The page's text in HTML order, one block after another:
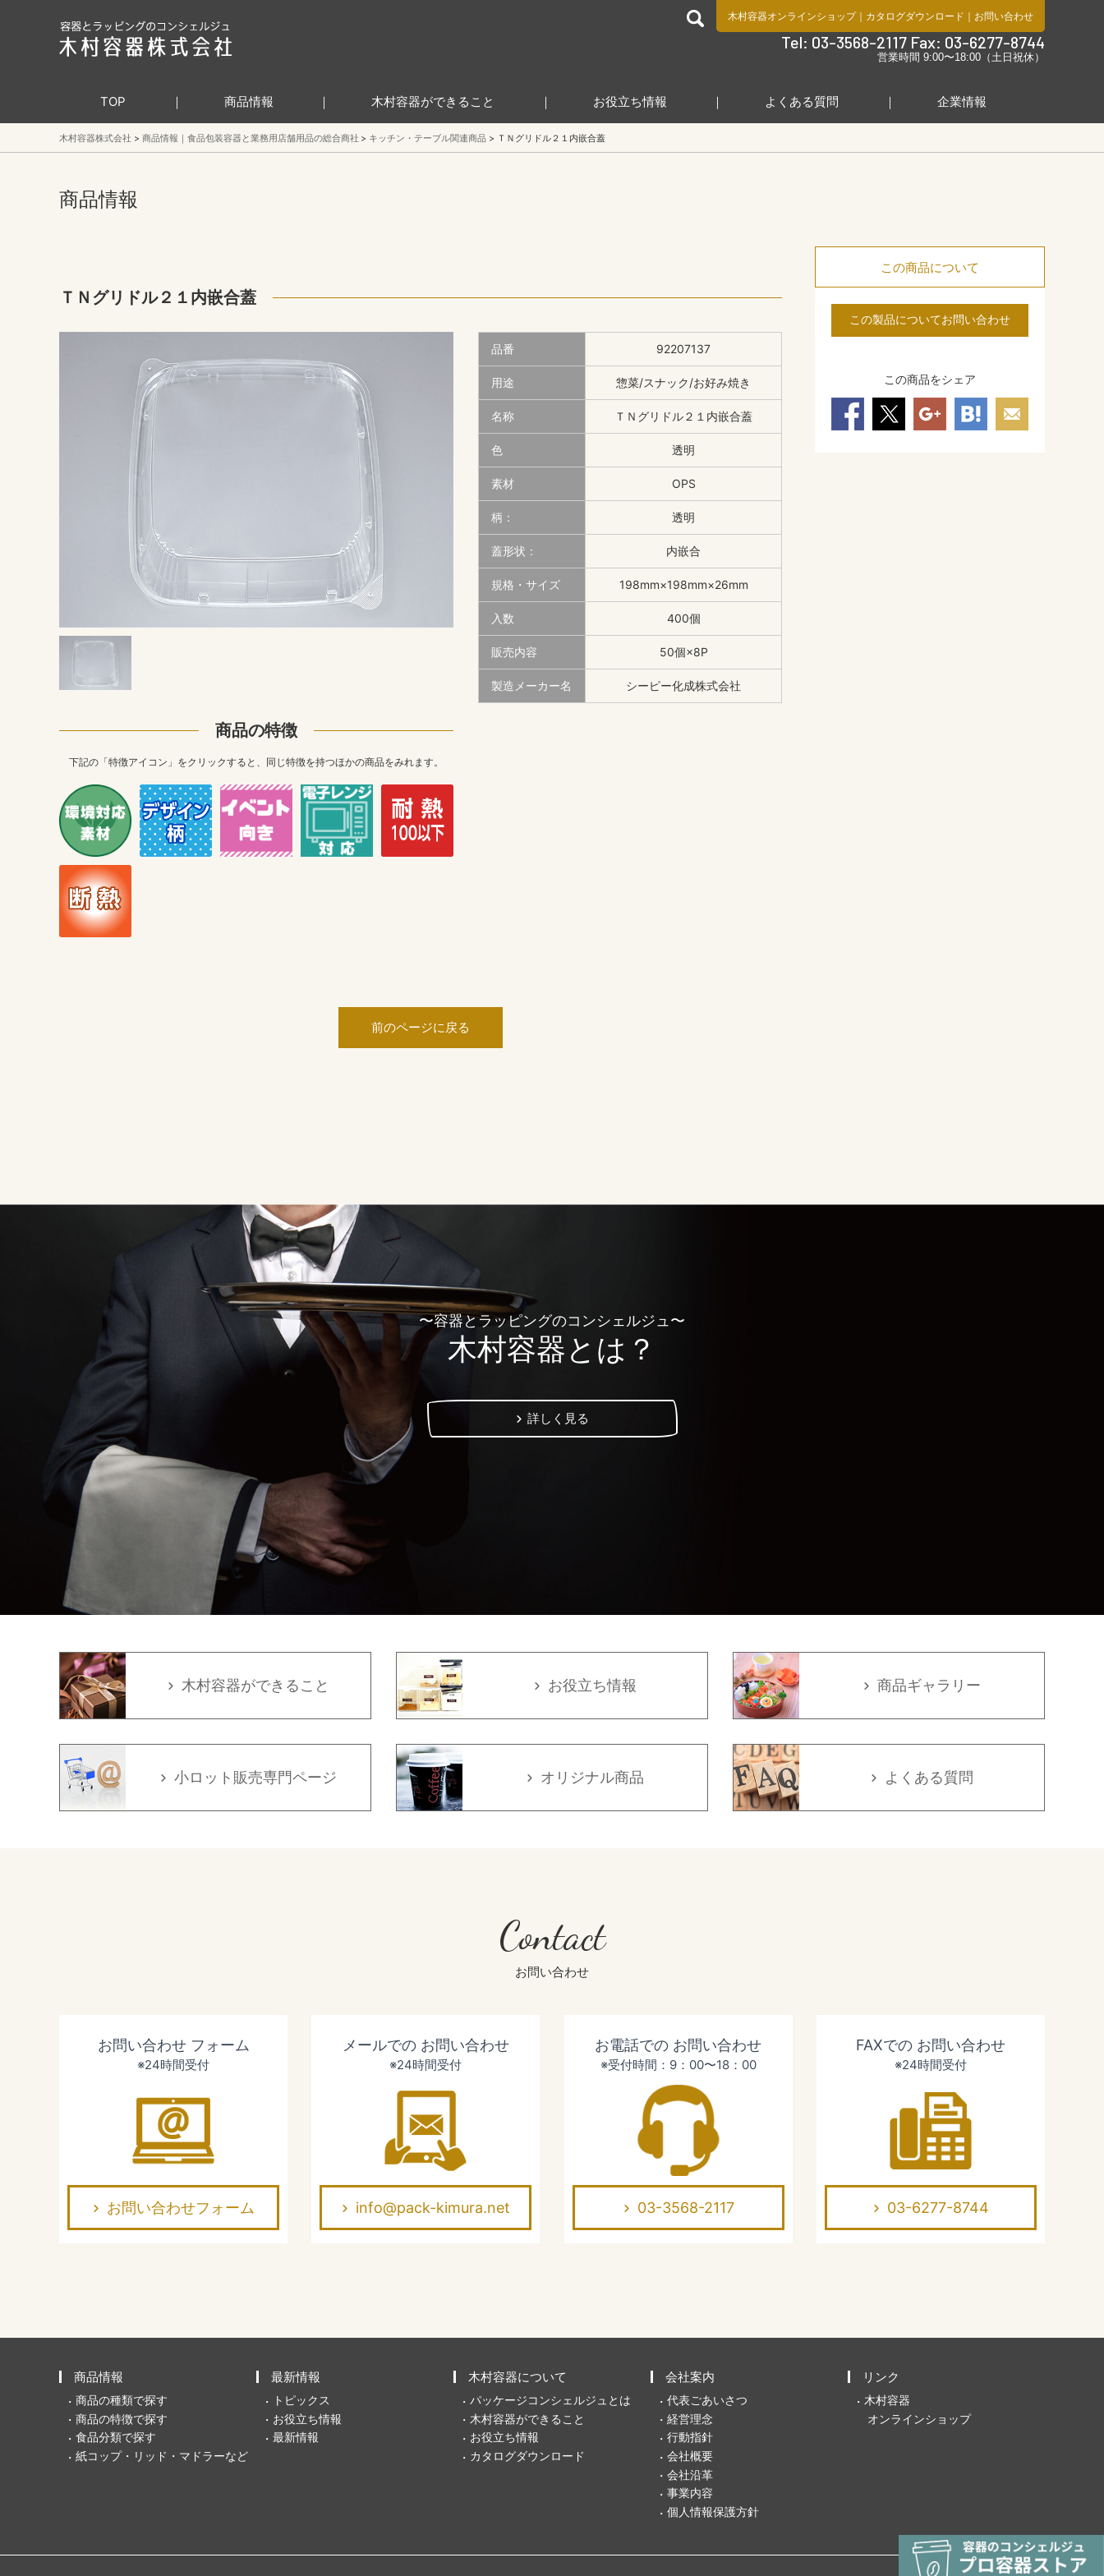
食品包装容器と業務用店舗用品の総合商社 木村容器株式会社
木村容器オンラインショップ｜ カタログダウンロード ｜ お問い合わせ
Tel: 03-3568-2117 Fax: 03-6277-8744
営業時間 9:00〜18:00（土日祝休）
TOP 商品情報 木村容器ができること お役立ち情報 よくある質問 企業情報
木村容器株式会社 商品情報｜食品包装容器と業務用店舗用品の総合商社 キッチン・テーブル関連商品 ＴＮグリドル２１内嵌合蓋
商品情報
ＴＮグリドル２１内嵌合蓋
商品の特徴
下記の「特徴アイコン」をクリックすると、同じ特徴を持つほかの商品をみれます。
品番 92207137
用途 惣菜/スナック/お好み焼き
名称 ＴＮグリドル２１内嵌合蓋
色 透明
素材 OPS
柄： 透明
蓋形状： 内嵌合
規格・サイズ 198mm×198mm×26mm
入数 400個
販売内容 50個×8P
製造メーカー名 シーピー化成株式会社
前のページに戻る
この商品について
この製品についてお問い合わせ
この商品をシェア
〜容器とラッピングのコンシェルジュ〜
木村容器とは？
詳しく見る
木村容器ができること お役立ち情報 商品ギャラリー
小ロット販売専門ページ オリジナル商品 よくある質問
Contact
お問い合わせ
お問い合わせ フォーム
※24時間受付
お問い合わせフォーム
メールでの お問い合わせ
※24時間受付
info@pack-kimura.net
お電話での お問い合わせ
※受付時間：9：00〜18：00
03-3568-2117
FAXでの お問い合わせ
※24時間受付
03-6277-8744
商品情報
商品の種類で探す
商品の特徴で探す
食品分類で探す
紙コップ・リッド・マドラーなど
最新情報
トピックス
お役立ち情報
最新情報
木村容器について
パッケージコンシェルジュとは
木村容器ができること
お役立ち情報
カタログダウンロード
会社案内
代表ごあいさつ
経営理念
行動指針
会社概要
会社沿革
事業内容
個人情報保護方針
リンク
木村容器
オンラインショップ